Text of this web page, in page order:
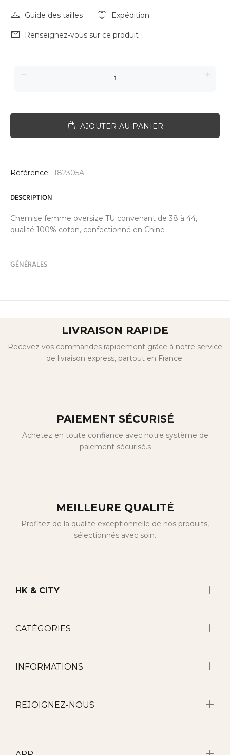
Guide des tailles Expédition
Renseignez-vous sur ce produit
AJOUTER AU PANIER
Référence: 182305A
DESCRIPTION
Chemise femme oversize TU convenant de 38 à 44,
qualité 100% coton, confectionné en Chine
GÉNÉRALES
LIVRAISON RAPIDE
Recevez vos commandes rapidement grâce à notre service
de livraison express, partout en France.
PAIEMENT SÉCURISÉ
Achetez en toute confiance avec notre système de
paiement sécurisé.s
MEILLEURE QUALITÉ
Profitez de la qualité exceptionnelle de nos produits,
sélectionnés avec soin.
HK & CITY
CATÉGORIES
INFORMATIONS
REJOIGNEZ-NOUS